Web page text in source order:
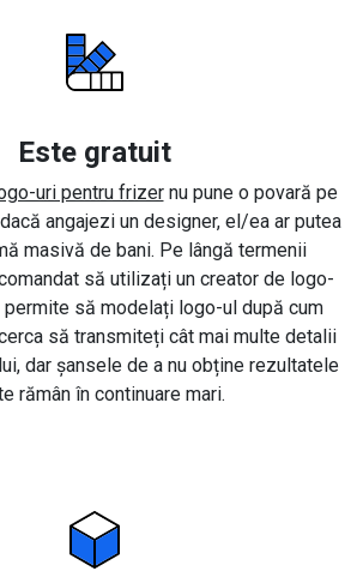
Este gratuit
uri pentru frizernu pune o povară pe
angajezi un designer, el/ea ar putea
masivă de bani. Pe lângă termenii
să utilizați un creator de logo-
permite să modelați logo-ul după cum
să transmiteți cât mai multe detalii
dar șansele de a nu obține rezultatele
rămân în continuare mari.